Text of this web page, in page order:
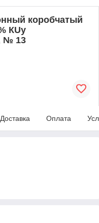
коробчатый
КUу
№ 13
Доставка Оплата